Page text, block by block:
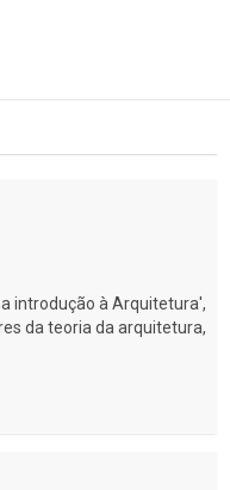
introdução à Arquitetura',
da teoria da arquitetura,